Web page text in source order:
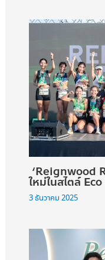
‘Reignwood
ใหม่ในสไตล์
3 ธันวาคม 2025